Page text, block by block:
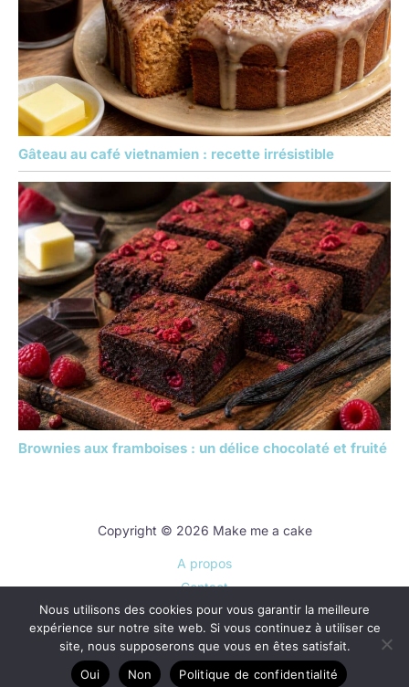
Gâteau au café vietnamien : recette irrésistible
Brownies aux framboises : un délice chocolaté et fruité
Copyright © 2026 Make me a cake
A propos
Contact
Plan du site
Mentions légales
Politique de confidentialité
Nous utilisons des cookies pour vous garantir la meilleure
expérience sur notre site web. Si vous continuez à utiliser ce
site, nous supposerons que vous en êtes satisfait.
Oui
Non Politique de confidentialité